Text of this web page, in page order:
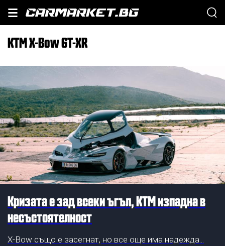
KTM X-Bow GT-XR
Кризата е зад всеки ъгъл, KTM изпадна в
несъстоятелност
X-Bow също е засегнат, но все още има надежда...